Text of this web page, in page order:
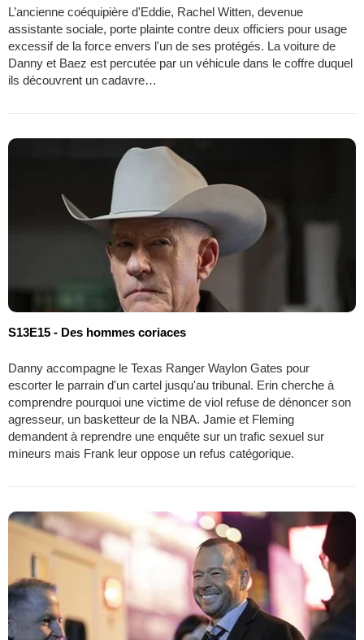
L’ancienne coéquipière d'Eddie, Rachel Witten, devenue
assistante sociale, porte plainte contre deux officiers pour usage
excessif de la force envers l'un de ses protégés. La voiture de
Danny et Baez est percutée par un véhicule dans le coffre duquel
ils découvrent un cadavre…
S13E15 - Des hommes coriaces
Danny accompagne le Texas Ranger Waylon Gates pour
escorter le parrain d'un cartel jusqu'au tribunal. Erin cherche à
comprendre pourquoi une victime de viol refuse de dénoncer son
agresseur, un basketteur de la NBA. Jamie et Fleming
demandent à reprendre une enquête sur un trafic sexuel sur
mineurs mais Frank leur oppose un refus catégorique.